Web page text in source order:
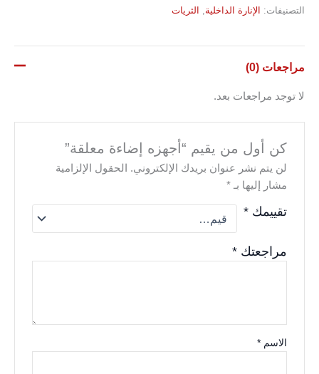
التصنيفات: الإنارة الداخلية الثريات
مراجعات (0)
لا توجد مراجعات بعد.
كن أول من يقيم “أجهزه إضاءة معلقة”
لن يتم نشر عنوان بريدك الإلكتروني.
الحقول الإلزامية
مشار إليها بـ*
تقييمك*
مراجعتك*
الاسم*